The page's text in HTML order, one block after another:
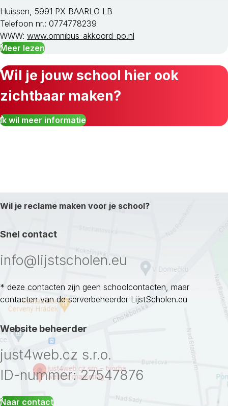
Huissen, 5991 PX BAARLO LB
Telefoon nr.: 0774778239
WWW: www.omnibus-akkoord-po.nl
Meer lezen
Wil je jouw school hier ook
zichtbaar maken?
Ik wil meer informatie
Wil je reclame maken voor je school?
Snel contact
info@lijstscholen.eu
* deze contacten zijn geen schoolcontacten, maar
contacten van de serverbeheerder LijstScholen.eu
Website beheerder
just4web.cz s.r.o.
ID-nummer: 27547876
Naar contact